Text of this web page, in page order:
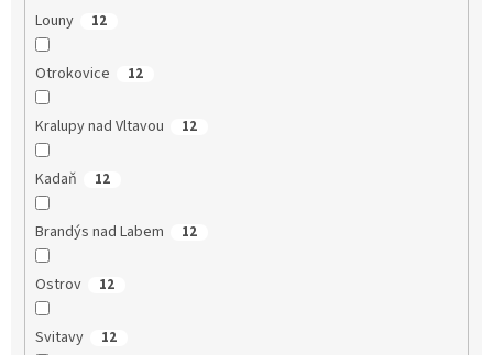
Louny 12
Otrokovice 12
Kralupy nad Vltavou 12
Kadaň 12
Brandýs nad Labem 12
Ostrov 12
Svitavy 12